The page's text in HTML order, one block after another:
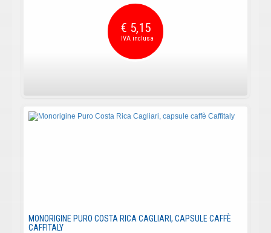
€ 5,15
MONORIGINE PURO COSTA RICA CAGLIARI, CAPSULE CAFFÈ
CAFFITALY